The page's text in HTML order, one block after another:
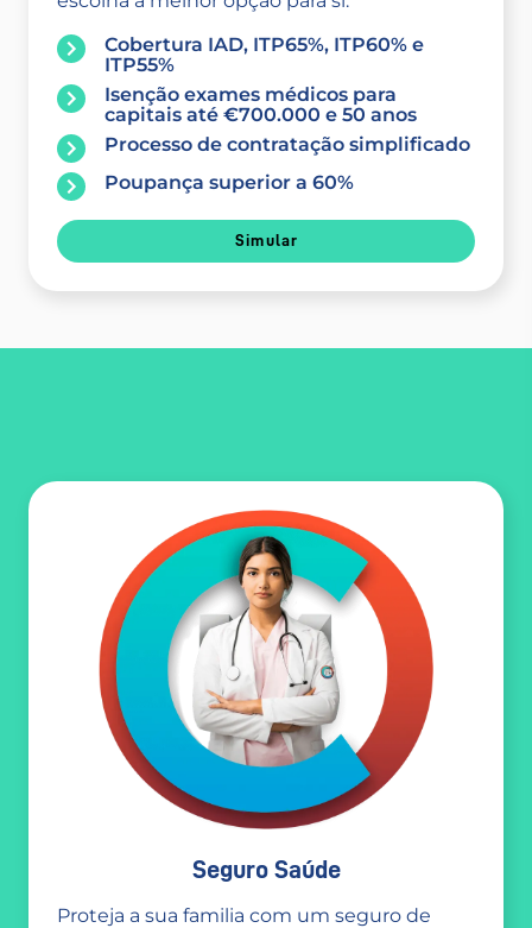
Cobertura IAD, ITP65%, ITP60% e
ITP55%
Isenção exames médicos para
capitais até €700.000 e 50 anos
Processo de contratação simplificado
Poupança superior a 60%
Simular
Seguro Saúde
Proteja a sua familia com um seguro de